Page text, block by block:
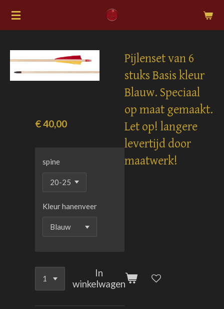
Ga
de
Pijlenset van 6
stuks Basis kleur
Blauw. Speciaal
op maat gemaakt.
Let op! langere
levertijd door
maatwerk!
€ 40,00
spine
Kleur hanenveer
In
winkelwagen